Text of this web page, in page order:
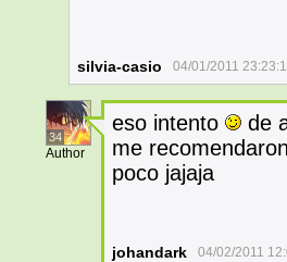
silvia-casio 04/01/2011
34
Author
eso intento
de
me
poco jajaja
johandark 04/02/2011